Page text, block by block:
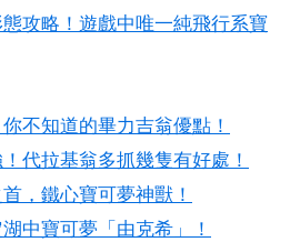
攻略！遊戲中唯一純飛行系寶
不知道的畢力吉翁優點！
代拉基翁多抓幾隻有好處！
，鐵心寶可夢神獸！
中寶可夢「由克希」！